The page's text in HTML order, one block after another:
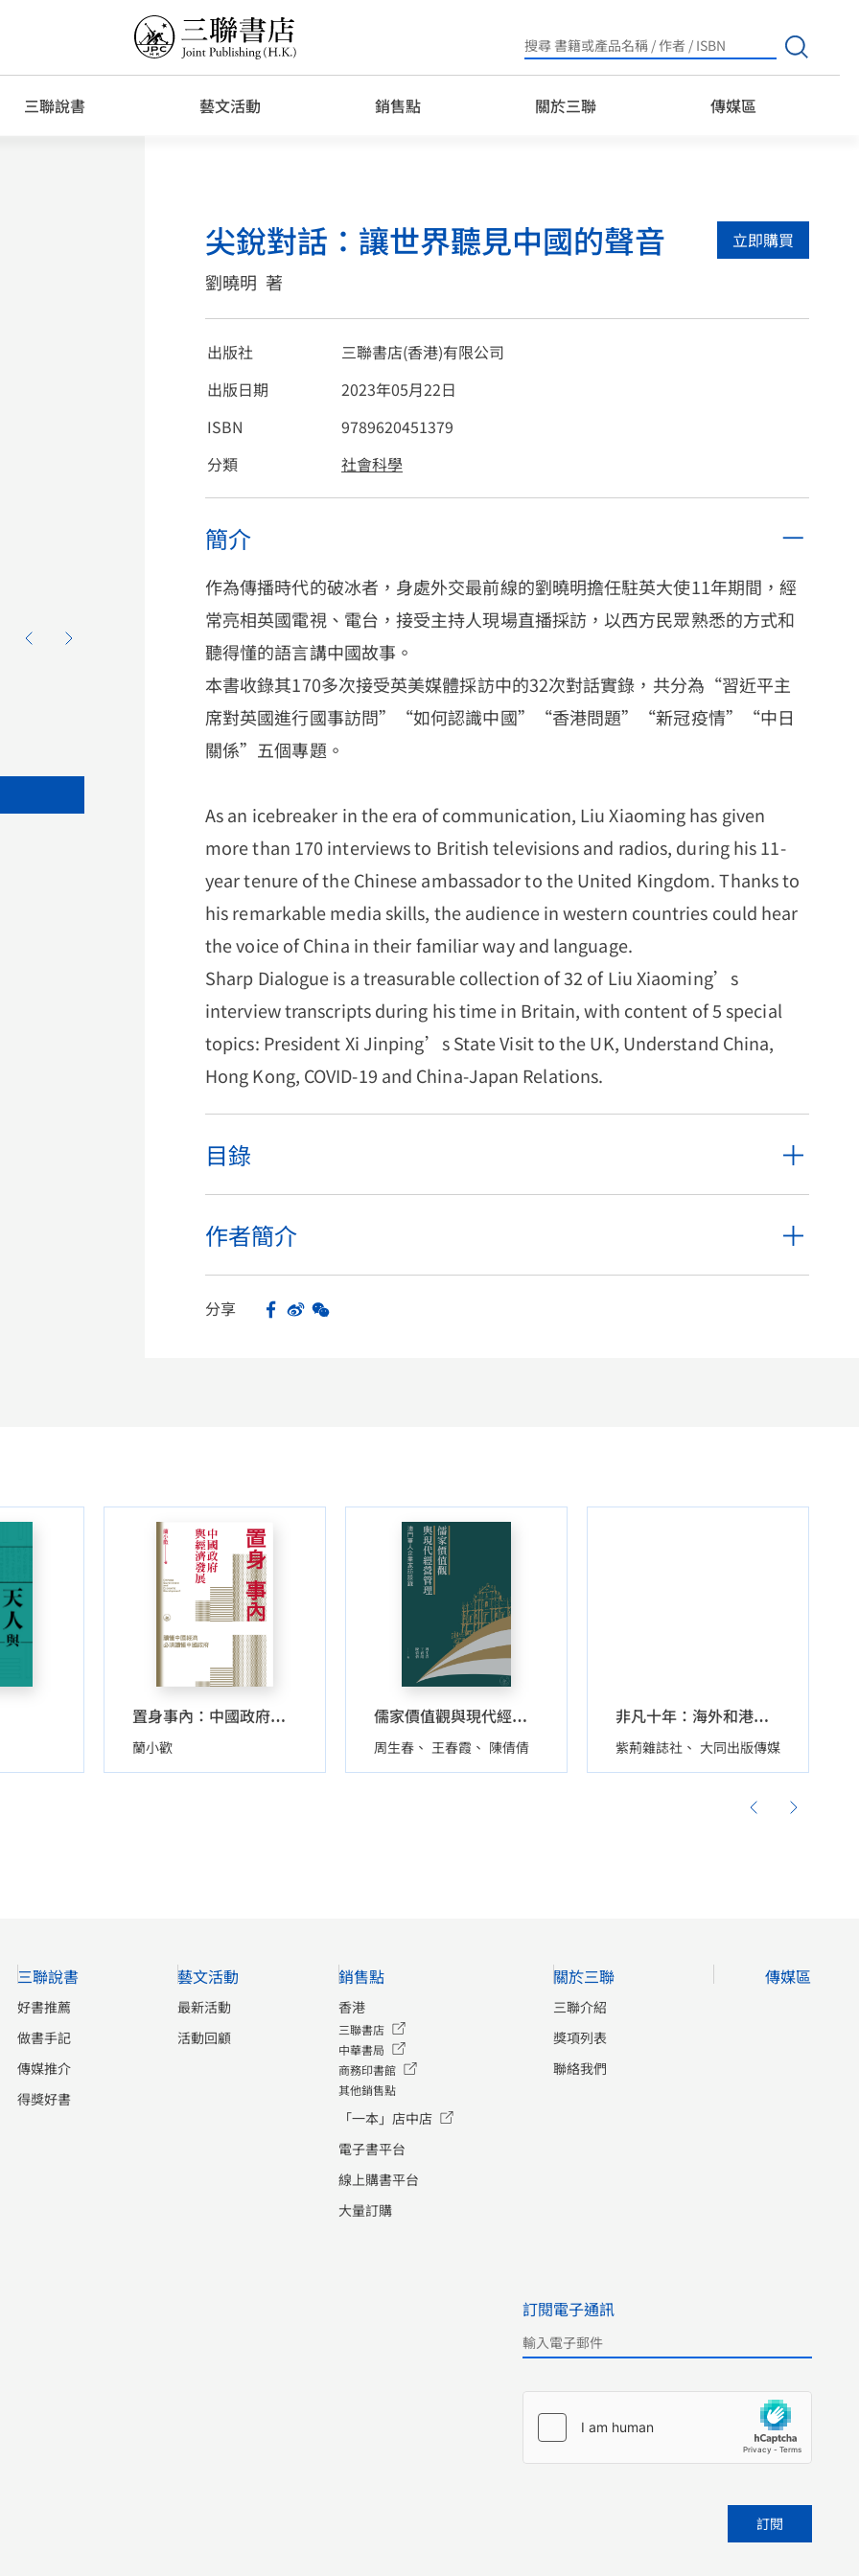
Search
for:
三聯說書 藝文活動 銷售點 關於三聯 傳媒區
尖銳對話：讓世界聽見中國的聲音
劉曉明 著
立即購買
出版社
三聯書店(香港)有限公司
出版日期
2023年05月22日
ISBN
9789620451379
分類
社會科學
簡介
作為傳播時代的破冰者，身處外交最前線的劉曉明擔任駐英大使11年期間，經
常亮相英國電視、電台，接受主持人現場直播採訪，以西方民眾熟悉的方式和
聽得懂的語言講中國故事。
本書收錄其170多次接受英美媒體採訪中的32次對話實錄，共分為“習近平主
席對英國進行國事訪問”“如何認識中國”“香港問題”“新冠疫情”“中日
關係”五個專題。
As an icebreaker in the era of communication, Liu Xiaoming has given
more than 170 interviews to British televisions and radios, during his 11-
year tenure of the Chinese ambassador to the United Kingdom. Thanks to
his remarkable media skills, the audience in western countries could hear
the voice of China in their familiar way and language.
Sharp Dialogue is a treasurable collection of 32 of Liu Xiaoming’s
interview transcripts during his time in Britain, with content of 5 special
topics: President Xi Jinping’s State Visit to the UK, Understand China,
Hong Kong, COVID-19 and China-Japan Relations.
目錄
作者簡介
分享 Facebook
Sina Weibo
WeChat
置身事內：中國政府與經濟發展
蘭小歡
儒家價值觀與現代經營管理–澳門華人企業家訪談錄
周生春 王春霞 陳倩倩
非凡十年：海外和港澳專家看中國
紫荊雜誌社 大同出版傳媒
三聯說書
好書推薦
做書手記
傳媒推介
得獎好書
藝文活動
最新活動
活動回顧
銷售點
香港
三聯書店
中華書局
商務印書館
其他銷售點
「一本」店中店
電子書平台
線上購書平台
大量訂購
關於三聯
三聯介紹
獎項列表
聯絡我們
傳媒區
訂閱電子通訊